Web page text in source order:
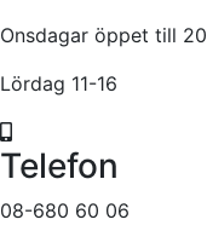
Onsdagar öppet till 20
Lördag 11-16
Telefon
08-680 60 06